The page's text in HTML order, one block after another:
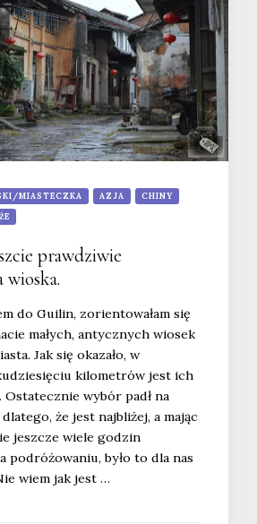
MIASTECZKA AZJA CHINY
prawdziwie
do Guilin, zorientowałam się
małych, antycznych wiosek
Jak się okazało, w
kilometrów jest ich
Ostatecznie wybór padł na
że jest najbliżej, a mając
jeszcze wiele godzin
podróżowaniu, było to dla nas
wiem jak jest …